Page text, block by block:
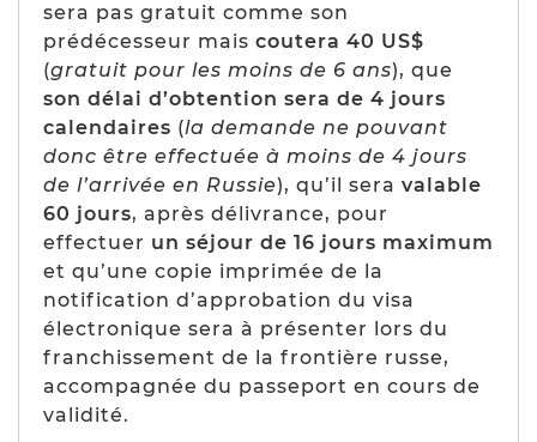
sera pas gratuit comme son
prédécesseur mais coutera 40 US$
(gratuit pour les moins de 6 ans), que
son délai d’obtention sera de 4 jours
calendaires (la demande ne pouvant
donc être effectuée à moins de 4 jours
de l’arrivée en Russie), qu’il sera valable
60 jours, après délivrance, pour
effectuer un séjour de 16 jours maximum
et qu’une copie imprimée de la
notification d’approbation du visa
électronique sera à présenter lors du
franchissement de la frontière russe,
accompagnée du passeport en cours de
validité.